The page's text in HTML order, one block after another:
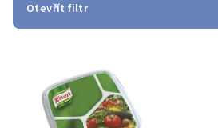
r
Otevřít filtr